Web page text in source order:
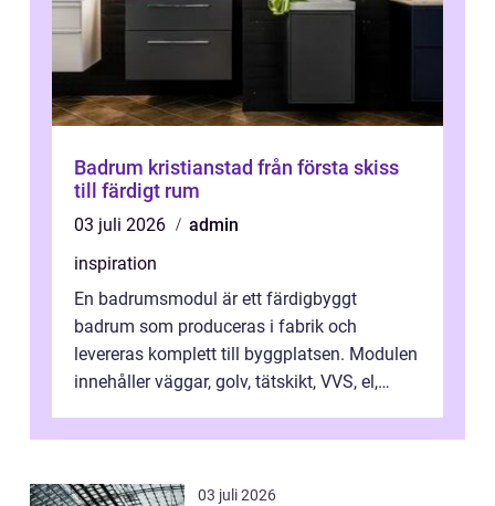
Badrum kristianstad från första skiss
till färdigt rum
03 juli 2026
admin
inspiration
En badrumsmodul är ett färdigbyggt
badrum som produceras i fabrik och
levereras komplett till byggplatsen. Modulen
innehåller väggar, golv, tätskikt, VVS, el,
03 juli 2026